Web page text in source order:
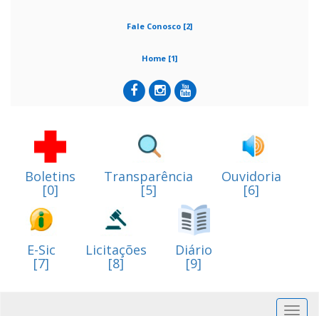
Fale Conosco [2]
Home [1]
Boletins
[0]
Transparência
[5]
Ouvidoria
[6]
E-Sic
[7]
Licitações
[8]
Diário
[9]